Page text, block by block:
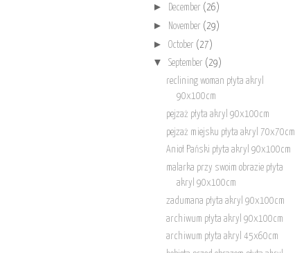
► December (26)
► November (29)
► October (27)
▼ September (29)
reclining woman płyta akryl
90x100cm
pejzaż płyta akryl 90x100cm
pejzaż miejsku płyta akryl 70x70cm
Anioł Pański płyta akryl 90x100cm
malarka przy swoim obrazie płyta
akryl 90x100cm
zadumana płyta akryl 90x100cm
archiwum płyta akryl 90x100cm
archiwum płyta akryl 45x60cm